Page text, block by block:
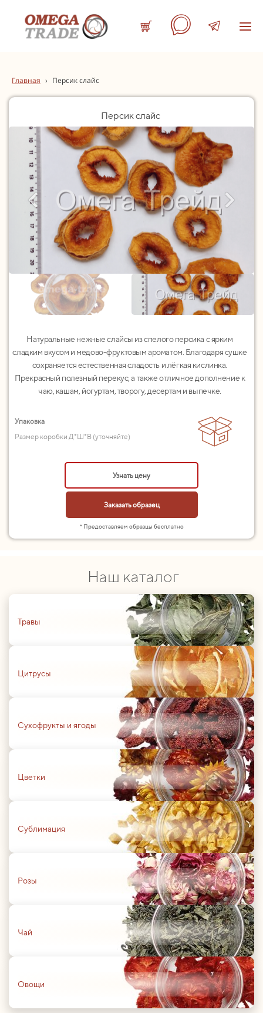
Главная › Персик слайс
Персик слайс
Натуральные нежные слайсы из спелого персика с ярким
сладким вкусом и медово-фруктовым ароматом. Благодаря сушке
сохраняется естественная сладость и лёгкая кислинка.
Прекрасный полезный перекус, а также отличное дополнение к
чаю, кашам, йогуртам, творогу, десертам и выпечке.
Упаковка
Размер коробки Д*Ш*В (уточняйте)
Узнать цену
Заказать образец
* Предоставляем образцы бесплатно
Наш каталог
Травы
Цитрусы
Сухофрукты и ягоды
Цветки
Сублимация
Розы
Чай
Овощи